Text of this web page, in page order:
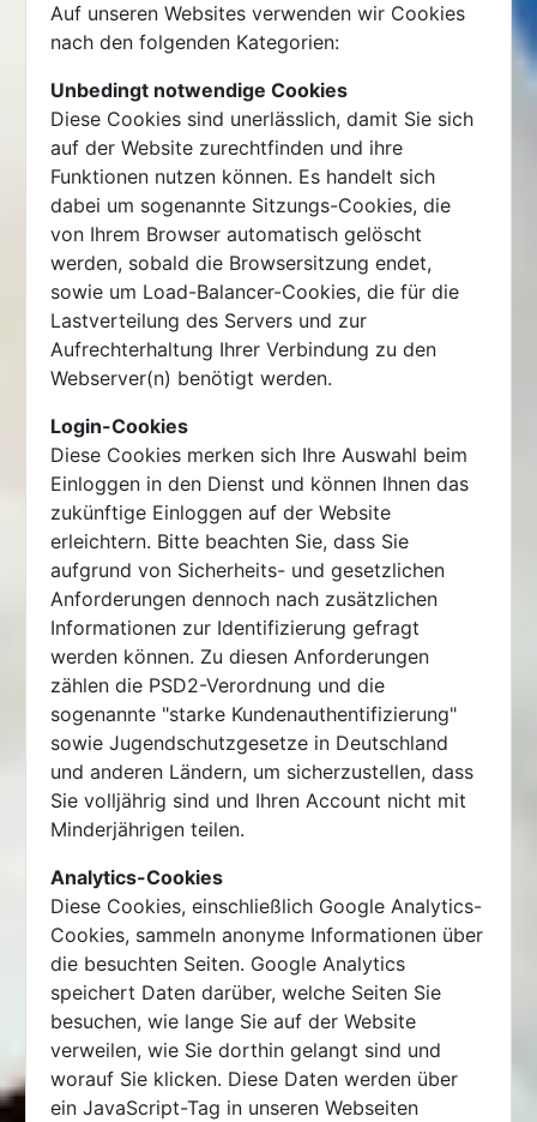
Auf unseren Websites verwenden wir Cookies
nach den folgenden Kategorien:
Unbedingt notwendige Cookies
Diese Cookies sind unerlässlich, damit Sie sich
auf der Website zurechtfinden und ihre
Funktionen nutzen können. Es handelt sich
dabei um sogenannte Sitzungs-Cookies, die
von Ihrem Browser automatisch gelöscht
werden, sobald die Browsersitzung endet,
sowie um Load-Balancer-Cookies, die für die
Lastverteilung des Servers und zur
Aufrechterhaltung Ihrer Verbindung zu den
Webserver(n) benötigt werden.
Login-Cookies
Diese Cookies merken sich Ihre Auswahl beim
Einloggen in den Dienst und können Ihnen das
zukünftige Einloggen auf der Website
erleichtern. Bitte beachten Sie, dass Sie
aufgrund von Sicherheits- und gesetzlichen
Anforderungen dennoch nach zusätzlichen
Informationen zur Identifizierung gefragt
werden können. Zu diesen Anforderungen
zählen die PSD2-Verordnung und die
sogenannte "starke Kundenauthentifizierung"
sowie Jugendschutzgesetze in Deutschland
und anderen Ländern, um sicherzustellen, dass
Sie volljährig sind und Ihren Account nicht mit
Minderjährigen teilen.
Analytics-Cookies
Diese Cookies, einschließlich Google Analytics-
Cookies, sammeln anonyme Informationen über
die besuchten Seiten. Google Analytics
speichert Daten darüber, welche Seiten Sie
besuchen, wie lange Sie auf der Website
verweilen, wie Sie dorthin gelangt sind und
worauf Sie klicken. Diese Daten werden über
ein JavaScript-Tag in unseren Webseiten